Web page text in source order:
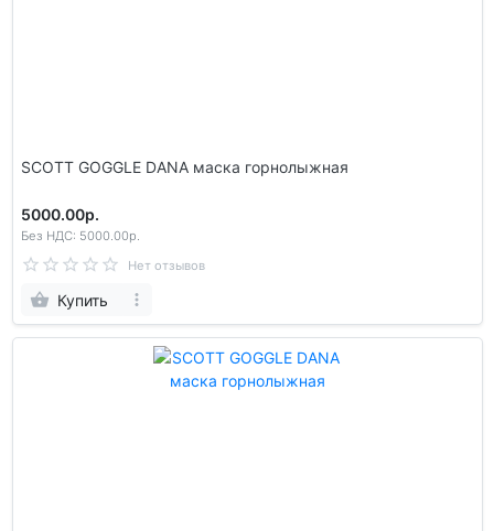
SCOTT GOGGLE DANA маска горнолыжная
5000.00р.
Без НДС: 5000.00р.
Нет отзывов
Купить